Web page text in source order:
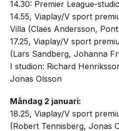
14.30: Premier League-
14.55, Viaplay/V sport
Villa (Claes Andersson,
17.25, Viaplay/V sport
(Lars Sandberg, Johanna
I studion: Richard
Jonas Olsson
Måndag 2 januari:
18.25, Viaplay/V sport
(Robert Tennisberg, Jonas